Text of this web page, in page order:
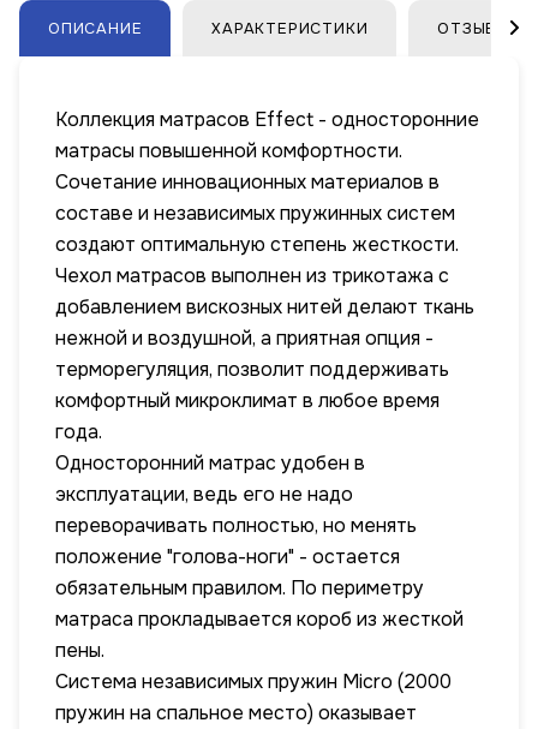
ОПИСАНИЕ ХАРАКТЕРИСТИКИ ОТЗЫВЫ
Коллекция матрасов Effect - односторонние
матрасы повышенной комфортности.
Сочетание инновационных материалов в
составе и независимых пружинных систем
создают оптимальную степень жесткости.
Чехол матрасов выполнен из трикотажа с
добавлением вискозных нитей делают ткань
нежной и воздушной, а приятная опция -
терморегуляция, позволит поддерживать
комфортный микроклимат в любое время
года.
Односторонний матрас удобен в
эксплуатации, ведь его не надо
переворачивать полностью, но менять
положение "голова-ноги" - остается
обязательным правилом. По периметру
матраса прокладывается короб из жесткой
пены.
Система независимых пружин Micro (2000
пружин на спальное место) оказывает